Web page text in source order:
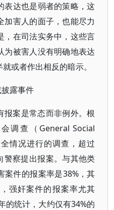
表达也是弱者的策略，这
加害人的面子，也能尽力
，在司法实务中，这些言
为被害人没有明确地表达
或者作出相反的暗示。
露事件
报案是常态而非例外。根
调查（General Social
情况进行的调查，超过
警察提出报案。与其他类
案件的报案率是38%，其
强奸案件的报案率尤其
的统计，大约仅有34%的